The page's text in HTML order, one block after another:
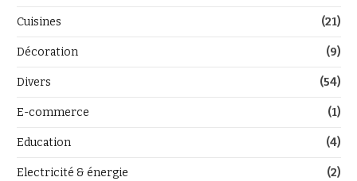
Cuisines (21)
Décoration (9)
Divers (54)
E-commerce (1)
Education (4)
Electricité & énergie (2)